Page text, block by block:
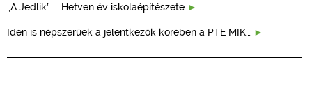
„A Jedlik” – Hetven év iskolaépítészete
Idén is népszerűek a jelentkezők körében a PTE MIK…